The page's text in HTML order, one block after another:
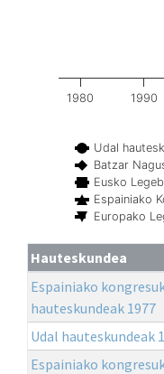
Udal
Batzar
Eusko
Espainiako
Europako
1980 1990
Hauteskundea
Espainiako
hauteskundeak 1977
Udal hauteskundeak
Espainiako